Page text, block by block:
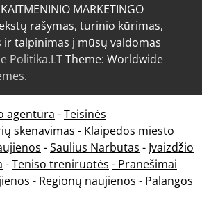
MARKETINGO
rašymas, turinio kūrimas,
talpinimas į mūsų valdomas
Politika.LTTheme: Worldwide
.
agentūra -Teisinės
skenavimas - Klaipedos miesto
-Saulius Narbutas - Įvaizdžio
-Teniso treniruotės - Pranešimai
- Regionų naujienos - Palangos